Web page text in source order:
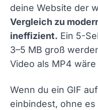
deine Website der
Vergleich zu
ineffizient. Ein 5-
3–5 MB groß
Video als MP4
Wenn du ein GIF
einbindest, ohne